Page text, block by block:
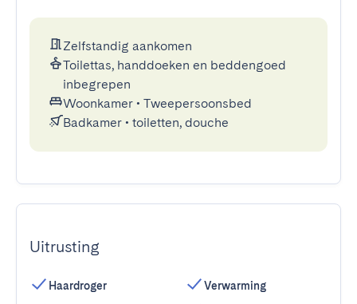
Zelfstandig aankomen
Toilettas, handdoeken en beddengoed
inbegrepen
Woonkamer • Tweepersoonsbed
Badkamer • toiletten, douche
Uitrusting
Haardroger
Verwarming